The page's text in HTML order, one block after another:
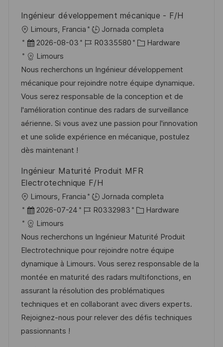
u
b
l
c
a
c
i
ó
n
e
o
a
Ingénieur développement mécanique - F/H
U
b
c
a
c
i
ó
n
Limours, Francia
Jornada completa
F
e
c
h
a
d
e
p
u
l
a
c
n
2026-08-03
I
d
e
e
m
p
l
R0335580
C
t
e
g
o
r
í
Hardware
Limours
Nous recherchons un Ingénieur développement
mécanique pour rejoindre notre équipe dynamique.
Vous serez responsable de la conception et de
l'amélioration continue des radars de surveillance
aérienne. Si vous avez une passion pour l'innovation
et une solide expérience en mécanique, postulez
dès maintenant !
Ingénieur Maturité Produit MFR
Electrotechnique F/H
U
b
c
a
c
i
ó
n
Limours, Francia
Jornada completa
F
e
c
h
a
d
e
p
u
b
2026-07-24
I
d
e
e
m
p
l
e
R0332983
C
t
e
g
o
r
í
a
Hardware
Limours
Nous recherchons un Ingénieur Maturité Produit
Electrotechnique pour rejoindre notre équipe
dynamique à Limours. Vous serez responsable de la
montée en maturité des radars multifonctions, en
assurant la résolution des problématiques
techniques et en collaborant avec divers experts.
Rejoignez-nous pour relever des défis techniques
passionnants !